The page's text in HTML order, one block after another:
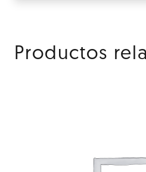
Productos